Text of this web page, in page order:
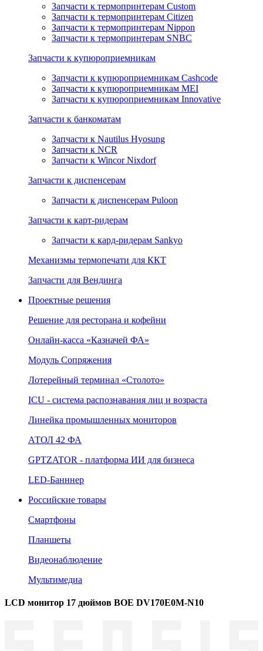
Запчасти к термопринтерам Custom
Запчасти к термопринтерам Citizen
Запчасти к термопринтерам Nippon
Запчасти к термопринтерам SNBC
Запчасти к купюроприемникам
Запчасти к купюроприемникам Cashcode
Запчасти к купюроприемникам MEI
Запчасти к купюроприемникам Innovative
Запчасти к банкоматам
Запчасти к Nautilus Hyosung
Запчасти к NCR
Запчасти к Wincor Nixdorf
Запчасти к диспенсерам
Запчасти к диспенсерам Puloon
Запчасти к карт-ридерам
Запчасти к кард-ридерам Sankyo
Механизмы термопечати для ККТ
Запчасти для Вендинга
Проектные решения
Решение для ресторана и кофейни
Онлайн‑касса «Казначей ФА»
Модуль Сопряжения
Лотерейный терминал «Столото»
ICU - система распознавания лиц и возраста
Линейка промышленных мониторов
АТОЛ 42 ФА
GPTZATOR - платформа ИИ для бизнеса
LED-Банннер
Российские товары
Смартфоны
Планшеты
Видеонаблюдение
Мультимедиа
LCD монитор 17 дюймов BOE DV170E0M-N10